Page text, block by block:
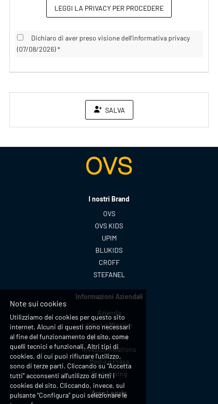
LEGGI LA PRIVACY PER PROCEDERE
Dichiaro di aver preso visione dell’informativa privacy
(07/08/2026) *
SALVA
I nostri Brand
OVS
OVS KIDS
UPIM
BLUKIDS
CROFF
STEFANEL
Informazioni Aziendali
Azienda
Valori e Mission
Sostenibilità
Investor Relations
Media e Press
Franchising
Area Legale
Note sui cookies
Utilizziamo dei cookies per questo sito
internet. Alcuni di questi sono necessari
al fine del funzionamento del sito, come
quelli tecnici e funzionali. Altri tipi di
cookies, di cui puoi rifiutare l’utilizzo,
sono di terze parti. Cliccando su “Accetta
tutti” acconsenti all’utilizzo di tutti i
cookies del sito. Cliccando, invece, sul
pulsante “Configura” puoi selezionare le